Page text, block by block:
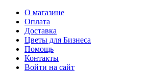
О магазине
Оплата
Доставка
Цветы для Бизнеса
Помощь
Контакты
Войти на сайт